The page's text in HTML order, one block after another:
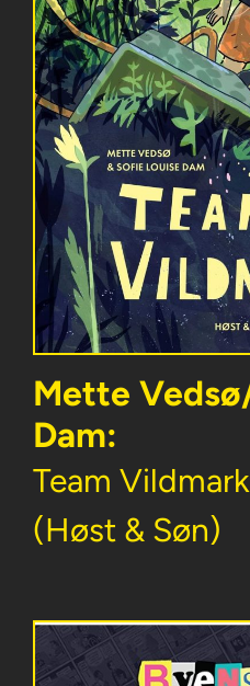
Mette
Dam:
Team Vildmark
(Høst & Søn)